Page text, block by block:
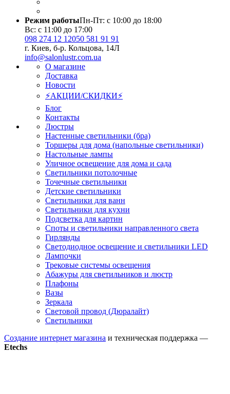
Режим работыПн-Пт: с 10:00 до 18:00
Вс: с 11:00 до 17:00
098 274 12 12050 581 91 91
г. Киев, б-р. Кольцова, 14Л
info@salonlustr.com.ua
О магазине
Доставка
Новости
⚡АКЦИИ/СКИДКИ⚡
Блог
Контакты
Люстры
Настенные светильники (бра)
Торшеры для дома (напольные светильники)
Настольные лампы
Уличное освещение для дома и сада
Светильники потолочные
Точечные светильники
Детские светильники
Светильники для ванн
Светильники для кухни
Подсветка для картин
Споты и светильники направленного света
Гирлянды
Светодиодное освещение и светильники LED
Лампочки
Трековые системы освещения
Абажуры для светильников и люстр
Плафоны
Вазы
Зеркала
Световой провод (Дюралайт)
Светильники
Создание интернет магазина и техническая поддержка —
Etechs